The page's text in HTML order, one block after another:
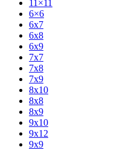
11×11
6×6
6x7
6x8
6x9
7x7
7x8
7x9
8x10
8x8
8x9
9x10
9x12
9x9